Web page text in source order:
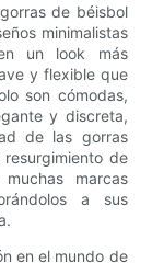
de béisbol
minimalistas
un look más
y flexible que
son cómodas,
y discreta,
de las gorras
de
marcas
a sus
en el mundo de